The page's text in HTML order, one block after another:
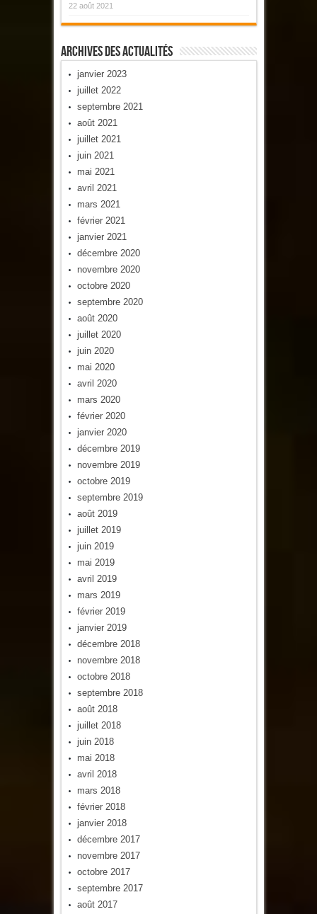
22 août 2021
Archives Des Actualités
janvier 2023
juillet 2022
septembre 2021
août 2021
juillet 2021
juin 2021
mai 2021
avril 2021
mars 2021
février 2021
janvier 2021
décembre 2020
novembre 2020
octobre 2020
septembre 2020
août 2020
juillet 2020
juin 2020
mai 2020
avril 2020
mars 2020
février 2020
janvier 2020
décembre 2019
novembre 2019
octobre 2019
septembre 2019
août 2019
juillet 2019
juin 2019
mai 2019
avril 2019
mars 2019
février 2019
janvier 2019
décembre 2018
novembre 2018
octobre 2018
septembre 2018
août 2018
juillet 2018
juin 2018
mai 2018
avril 2018
mars 2018
février 2018
janvier 2018
décembre 2017
novembre 2017
octobre 2017
septembre 2017
août 2017